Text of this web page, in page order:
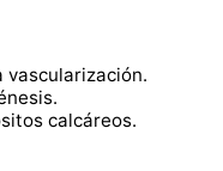
vascularización.
calcáreos.